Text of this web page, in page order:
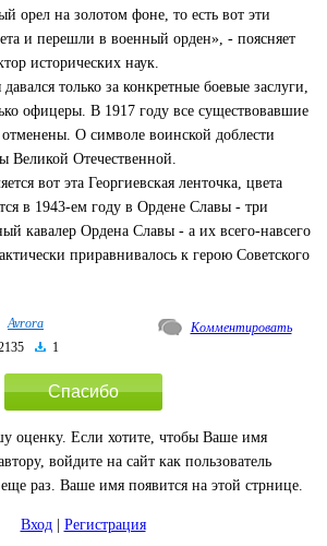
орел на золотом фоне, то есть вот эти
и перешли в военный орден», - поясняет
исторических наук.
только за конкретные боевые заслуги,
офицеры. В 1917 году все существовавшие
О символе воинской доблести
Отечественной.
вот эта Георгиевская ленточка, цвета
в 1943-ем году в Ордене Славы - три
кавалер Ордена Славы - а их всего-навсего
приравнивалось к герою Советского
Avrora
1
Комментировать
Спасибо
оценку. Если хотите, чтобы Ваше имя
войдите на сайт как пользователь
раз. Ваше имя появится на этой стрнице.
Вход| Регистрация